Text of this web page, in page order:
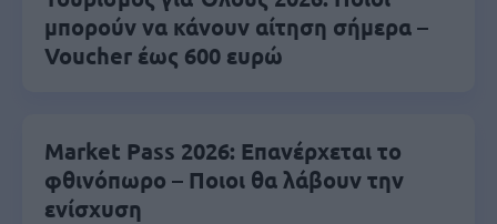
μπορούν να κάνουν αίτηση σήμερα –
Voucher έως 600 ευρώ
Market Pass 2026: Επανέρχεται το
φθινόπωρο – Ποιοι θα λάβουν την
ενίσχυση